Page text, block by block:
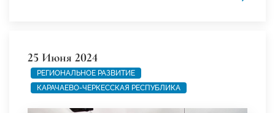
25 Июня 2024
РЕГИОНАЛЬНОЕ РАЗВИТИЕ
КАРАЧАЕВО-ЧЕРКЕССКАЯ РЕСПУБЛИКА